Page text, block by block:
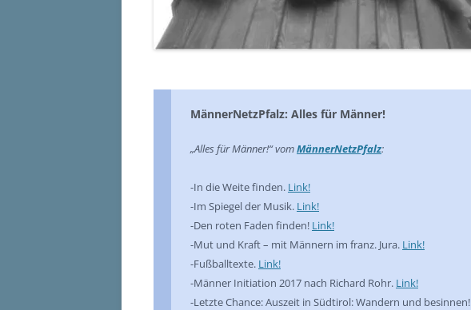
MännerNetzPfalz: Alles für Männer!
„Alles für Männer!“ vomMännerNetzPfalz:
-In die Weite finden. Link!
-Im Spiegel der Musik. Link!
-Den roten Faden finden! Link!
-Mut und Kraft – mit Männern im franz. Jura. Link!
-Fußballtexte. Link!
-Männer Initiation 2017 nach Richard Rohr. Link!
-Letzte Chance: Auszeit in Südtirol: Wandern und besinnen!